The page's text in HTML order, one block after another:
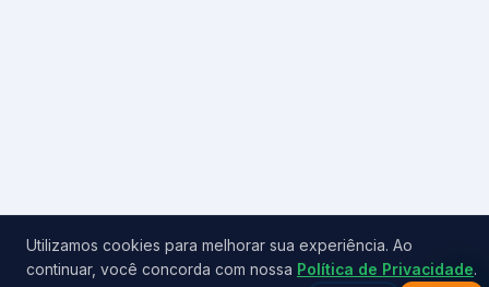
Utilizamos cookies para melhorar sua experiência. Ao
continuar, você concorda com nossa Política de Privacidade.